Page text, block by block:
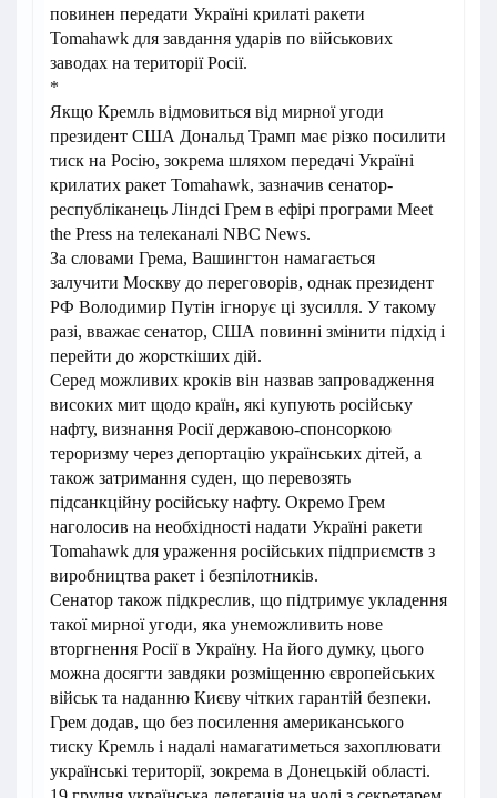
повинен передати Україні крилаті ракети
Tomahawk для завдання ударів по військових
заводах на території Росії.
*
Якщо Кремль відмовиться від мирної угоди
президент США Дональд Трамп має різко посилити
тиск на Росію, зокрема шляхом передачі Україні
крилатих ракет Tomahawk, зазначив сенатор-
республіканець Ліндсі Грем в ефірі програми Meet
the Press на телеканалі NBC News.
За словами Грема, Вашингтон намагається
залучити Москву до переговорів, однак президент
РФ Володимир Путін ігнорує ці зусилля. У такому
разі, вважає сенатор, США повинні змінити підхід і
перейти до жорсткіших дій.
Серед можливих кроків він назвав запровадження
високих мит щодо країн, які купують російську
нафту, визнання Росії державою-спонсоркою
тероризму через депортацію українських дітей, а
також затримання суден, що перевозять
підсанкційну російську нафту. Окремо Грем
наголосив на необхідності надати Україні ракети
Tomahawk для ураження російських підприємств з
виробництва ракет і безпілотників.
Сенатор також підкреслив, що підтримує укладення
такої мирної угоди, яка унеможливить нове
вторгнення Росії в Україну. На його думку, цього
можна досягти завдяки розміщенню європейських
військ та наданню Києву чітких гарантій безпеки.
Грем додав, що без посилення американського
тиску Кремль і надалі намагатиметься захоплювати
українські території, зокрема в Донецькій області.